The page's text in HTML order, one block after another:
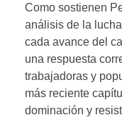
Como sostienen
análisis de la
cada avance del
una respuesta
trabajadoras y
más reciente
dominación y